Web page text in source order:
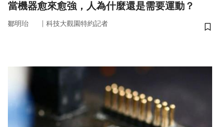
當機器愈來愈強，人為什麼還是需要運動？
鄒明珆 ｜ 科技大觀園特約記者
儲